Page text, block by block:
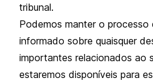
tribunal.
Podemos manter o processo
informado sobre quaisquer
importantes relacionados ao
estaremos disponíveis para